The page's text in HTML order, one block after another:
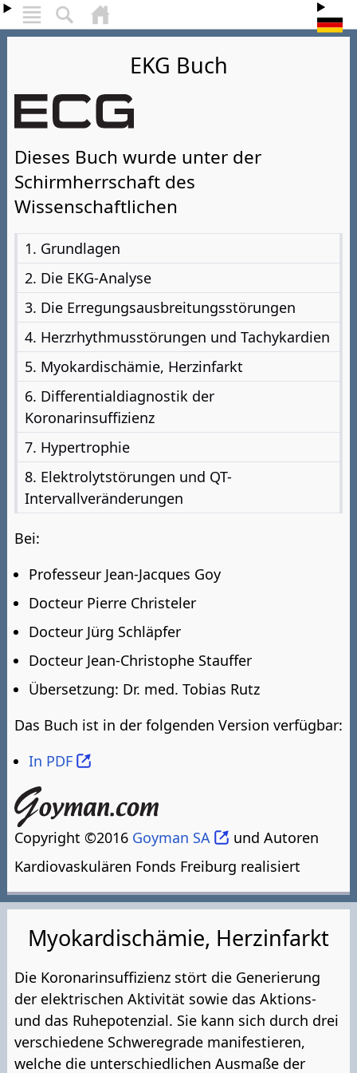
EKG Buch
Dieses Buch wurde unter der
Schirmherrschaft des
Wissenschaftlichen
1. Grundlagen
2. Die EKG-Analyse
3. Die Erregungsausbreitungsstörungen
4. Herzrhythmusstörungen und Tachykardien
5. Myokardischämie, Herzinfarkt
6. Differentialdiagnostik der
Koronarinsuffizienz
7. Hypertrophie
8. Elektrolytstörungen und QT-
Intervallveränderungen
Bei:
Professeur Jean-Jacques Goy
Docteur Pierre Christeler
Docteur Jürg Schläpfer
Docteur Jean-Christophe Stauffer
Übersetzung: Dr. med. Tobias Rutz
Das Buch ist in der folgenden Version verfügbar:
In PDF
Copyright ©2016 Goyman SA
und Autoren
Kardiovaskulären Fonds Freiburg realisiert
Myokardischämie, Herzinfarkt
Die Koronarinsuffizienz stört die Generierung
der elektrischen Aktivität sowie das Aktions-
und das Ruhepotenzial. Sie kann sich durch drei
verschiedene Schweregrade manifestieren,
welche die unterschiedlichen Ausmaße der